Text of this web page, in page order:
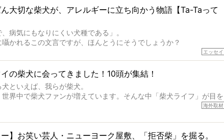
大切な柴犬が、アレルギーに立ち向かう物語【Ta-Taって
、病気にもなりにくい犬種である」。
囁かれるこの文言ですが、ほんとうにそうでしょうか？
としての完成度がとてつもなく高い柴犬だから、そういった側面はあ
ぞれの個体を見ていくと、丈夫で病気にもなりにくい、とは言えない
です。
らない」などということはないし、飼い主はそのためにやるべきこ
関わる方たちすべてに読んで欲しい、ある柴犬とその家族のお話。
得て編集しています
エッセイ
イの柴犬に会ってきました！10頭が集結！
といえば、我らが柴犬。
世界中で柴犬ファンが増えています。そんな中「柴犬ライフ」が目を
の楽園ハワイ。柴犬オーナーが多く、定期的にオフ会まで開催されて
け、今回はハワイの柴犬たちを取材してきました！
海外取材
ー】お笑い芸人・ニューヨーク屋敷、「拒否柴」を掘る。